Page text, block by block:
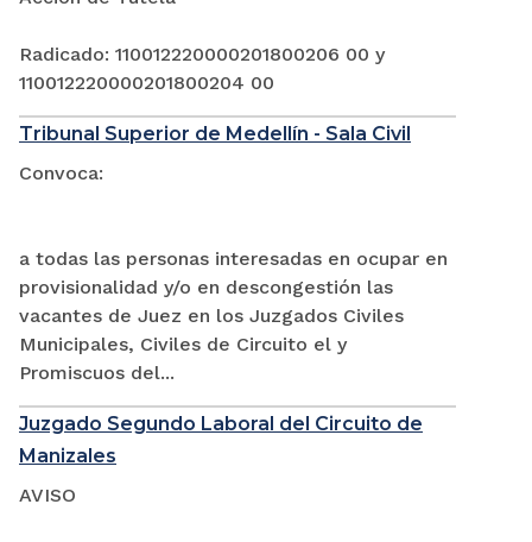
Radicado: 110012220000201800206 00 y
110012220000201800204 00
Tribunal Superior de Medellín - Sala Civil
Convoca:
a todas las personas interesadas en ocupar en
provisionalidad y/o en descongestión las
vacantes de Juez en los Juzgados Civiles
Municipales, Civiles de Circuito el y
Promiscuos del...
Juzgado Segundo Laboral del Circuito de
Manizales
AVISO